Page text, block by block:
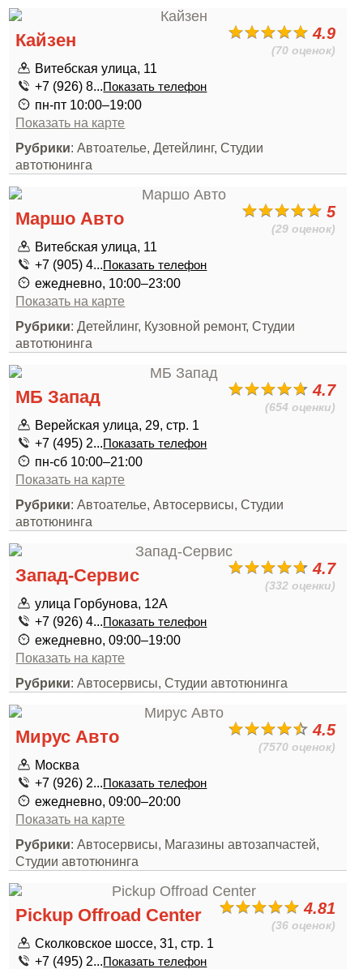
4.9
(70 оценок)
Кайзен
Витебская улица, 11
+7 (926) 8...Показать телефон
пн-пт 10:00–19:00
Показать на карте
Рубрики: Автоателье, Детейлинг, Студии
автотюнинга
5
(29 оценок)
Маршо Авто
Витебская улица, 11
+7 (905) 4...Показать телефон
ежедневно, 10:00–23:00
Показать на карте
Рубрики: Детейлинг, Кузовной ремонт, Студии
автотюнинга
4.7
(654 оценки)
МБ Запад
Верейская улица, 29, стр. 1
+7 (495) 2...Показать телефон
пн-сб 10:00–21:00
Показать на карте
Рубрики: Автоателье, Автосервисы, Студии
автотюнинга
4.7
(332 оценки)
Запад-Сервис
улица Горбунова, 12А
+7 (926) 4...Показать телефон
ежедневно, 09:00–19:00
Показать на карте
Рубрики: Автосервисы, Студии автотюнинга
4.5
(7570 оценок)
Мирус Авто
Москва
+7 (926) 2...Показать телефон
ежедневно, 09:00–20:00
Показать на карте
Рубрики: Автосервисы, Магазины автозапчастей,
Студии автотюнинга
4.81
(36 оценок)
Pickup Offroad Center
Сколковское шоссе, 31, стр. 1
+7 (495) 2...Показать телефон